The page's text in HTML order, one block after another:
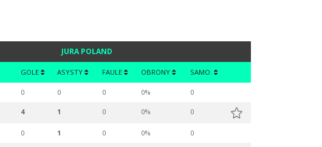
JURA POLAND
GOLE ASYSTY FAULE OBRONY SAMO.
0 0 0 0% 0
4 1 0 0% 0
0 1 0 0% 0